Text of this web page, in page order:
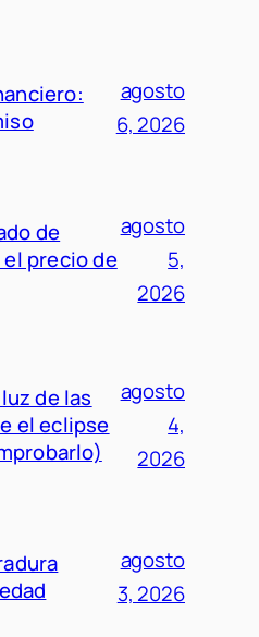
agosto
6, 2026
de
el precio de
agosto
5,
2026
de las
el eclipse
agosto
4,
2026
agosto
3, 2026